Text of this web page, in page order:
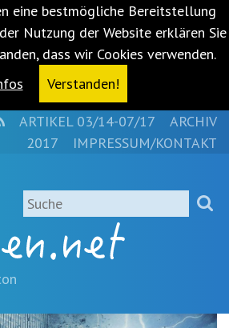
eine bestmögliche Bereitstellung
Nutzung der Website erklären Sie
dass wir Cookies verwenden.
Verstanden!
RSSARTIKEL 03/14-07/17
ARCHIV
2017
IMPRESSUM/KONTAKT
Suche